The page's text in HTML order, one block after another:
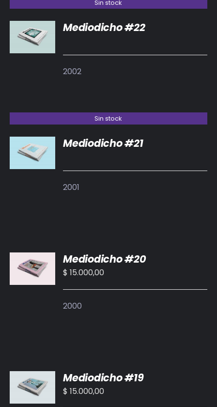
Sin stock
DETALLES
Mediodicho #22
2002
Sin stock
DETALLES
Mediodicho #21
2001
AL
CARRITO
/
Mediodicho #20
$ 15.000,00
2000
AL
CARRITO
/
Mediodicho #19
$ 15.000,00